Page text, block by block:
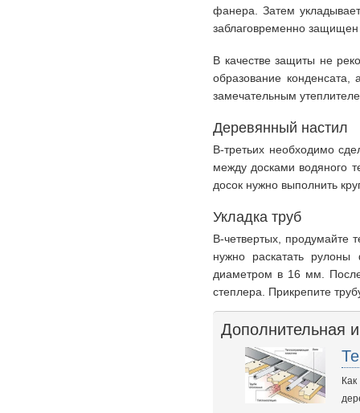
фанера. Затем
заблаговременно защищен
В качестве защиты не
образование
замечательным
Деревянный настил
В-третьих необходимо
между досками водяного
досок нужно выполнить
Укладка труб
В-четвертых, продумайте
нужно раскатать
диаметром в 16 мм. После
степлера. Прикрепите
Дополнительная